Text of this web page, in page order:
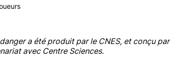
a été produit par le CNES, et conçu par
avec Centre Sciences.